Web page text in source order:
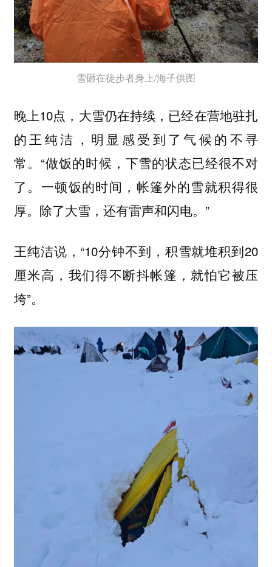
雪砸在徒步者身上/海子供图
晚上10点，大雪仍在持续，已经在营地驻扎
的王纯洁，明显感受到了气候的不寻
常。“做饭的时候，下雪的状态已经很不对
了。一顿饭的时间，帐篷外的雪就积得很
厚。除了大雪，还有雷声和闪电。”
王纯洁说，“10分钟不到，积雪就堆积到20
厘米高，我们得不断抖帐篷，就怕它被压
垮”。